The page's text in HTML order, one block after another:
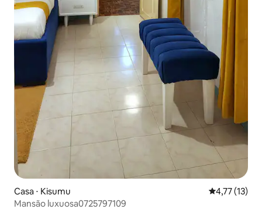
Casa ⋅ Kisumu 4,77 de uma
4,77 (13)
Mansão luxuosa0725797109